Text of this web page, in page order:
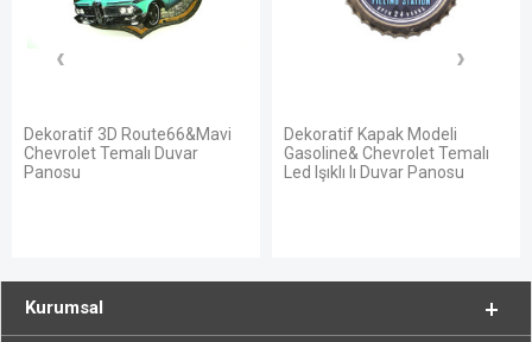
Dekoratif 3D Route66&Mavi
Chevrolet Temalı Duvar
Panosu
Dekoratif Kapak Modeli
Gasoline& Chevrolet Temalı
Led Işıklı lı Duvar Panosu
Kurumsal